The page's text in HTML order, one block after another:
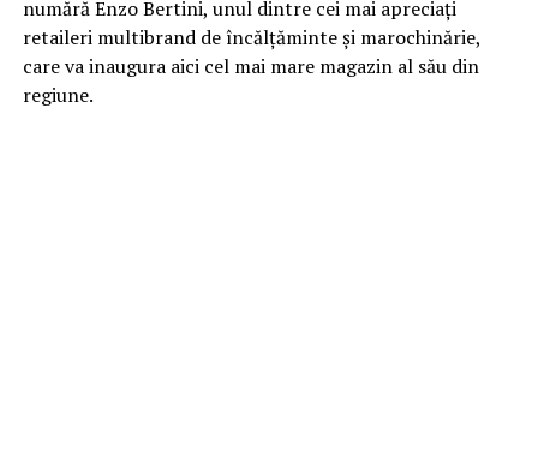
numără Enzo Bertini, unul dintre cei mai apreciați
retaileri multibrand de încălțăminte și marochinărie,
care va inaugura aici cel mai mare magazin al său din
regiune.